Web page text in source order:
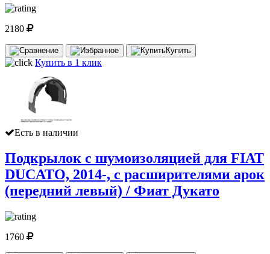
2180
Купить
Купить в 1 клик
Есть в наличии
Подкрылок с шумоизоляцией для FIAT
DUCATO, 2014-, с расширителями арок
(передний левый) / Фиат Дукато
1760